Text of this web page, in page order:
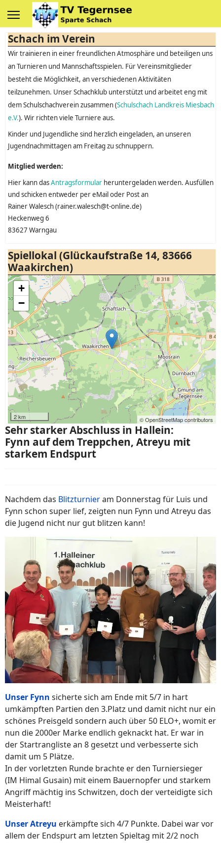
Schach im Verein
Wir trainieren in einer freundlichen Atmosphäre und beteiligen uns
an Turnieren und Mannschaftsspielen. Für Vereinsmitglieder
besteht die Möglichkeit, an verschiedenen Aktivitäten
teilzunehmen. Unser Schachklub unterstützt und arbeitet eng mit
dem Schulschachverein zusammen (Schulschach Landkreis Miesbach
e.V.). Wir richten viele Turniere aus.
Kinder und Jugendliche sind herzlich eingeladen, an unseren
Jugendnachmittagen am Freitag zu schnuppern.
Mitglied werden:
Hier kann dasAntragsformular heruntergeladen werden. Ausfüllen
und schicken entweder per eMail oder Post an
Rainer Walesch (rainer.walesch@t-online.de)
Heckenweg 6
83627 Warngau
Spiellokal (Glückaufstraße 14, 83666
Waakirchen)
+
−
2 km © OpenStreetMap contributors
Sehr starker Abschluss in Hallein:
Fynn auf dem Treppchen, Atreyu mit
starkem Endspurt
Nachdem das Blitzturnieram Donnerstag für Luis und
Fynn schon super lief, zeigten nun Fynn und Atreyu das
die Jugend nicht nur gut blitzen kann!
Unser Fynn sicherte sich am Ende mit 5/7 in hart
umkämpften Partien den 3.Platz und damit nicht nur ein
schönes Preisgeld sondern auch über 50 ELO+, womit er
nun die 2000er Marke endlich geknackt hat. Er war in
der Startrangliste an 8 gesetzt und verbesserte sich
damit um 5 Plätze.
In der vorletzten Runde brachte er den Turniersieger
(IM Himal Gusain) mit einem Bauernopfer und starkem
Angriff mächtig ins Schwitzen, doch der verteidigte sich
Meisterhaft!
Unser Atreyu erkämpfte sich 4/7 Punkte. Dabei war vor
allem der Endspurt am letzten Spieltag mit 2/2 noch